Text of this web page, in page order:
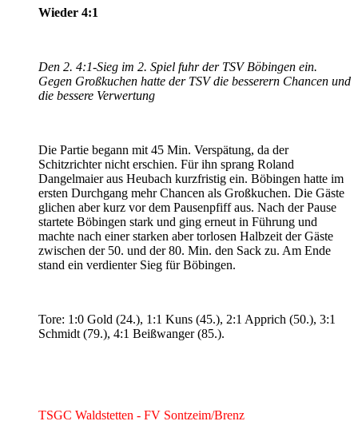
Wieder 4:1
Den 2. 4:1-Sieg im 2. Spiel fuhr der TSV Böbingen ein.
Gegen Großkuchen hatte der TSV die besserern Chancen und
die bessere Verwertung
Die Partie begann mit 45 Min. Verspätung, da der
Schitzrichter nicht erschien. Für ihn sprang Roland
Dangelmaier aus Heubach kurzfristig ein. Böbingen hatte im
ersten Durchgang mehr Chancen als Großkuchen. Die Gäste
glichen aber kurz vor dem Pausenpfiff aus. Nach der Pause
startete Böbingen stark und ging erneut in Führung und
machte nach einer starken aber torlosen Halbzeit der Gäste
zwischen der 50. und der 80. Min. den Sack zu. Am Ende
stand ein verdienter Sieg für Böbingen.
Tore: 1:0 Gold (24.), 1:1 Kuns (45.), 2:1 Apprich (50.), 3:1
Schmidt (79.), 4:1 Beißwanger (85.).
TSGC Waldstetten - FV Sontzeim/Brenz